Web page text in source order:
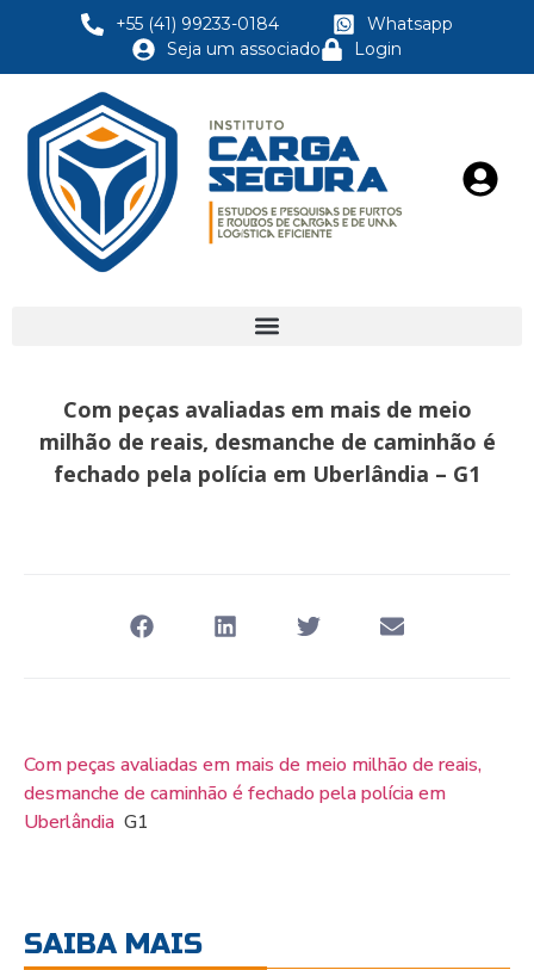
+55 (41) 99233-0184
Whatsapp
Seja um associado
Login
Com peças avaliadas em mais de meio
milhão de reais, desmanche de caminhão é
fechado pela polícia em Uberlândia – G1
Com peças avaliadas em mais de meio milhão de reais,
desmanche de caminhão é fechado pela polícia em
Uberlândia G1
SAIBA MAIS